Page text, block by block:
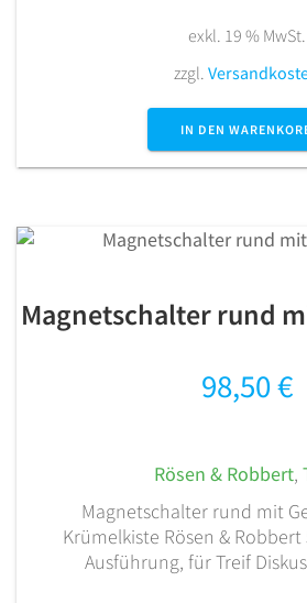
exkl. 19 % MwSt.
zzgl.
IN DEN
Magnetschalter rund
98,50€
Rösen & Robbert,
Magnetschalter rund mit
Krümelkiste Rösen & Robbert
Ausführung, für Treif